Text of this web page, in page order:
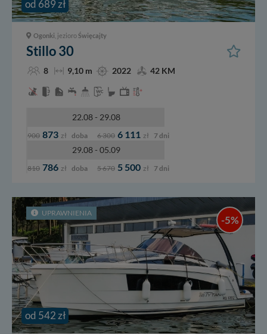
od 689 zł
Ogonki , jezioro Święcajty
Stillo 30
8 9,10 m 2022 42 KM
22.08 - 29.08
900 873 zł doba 6 300 6 111 zł 7 dni
29.08 - 05.09
810 786 zł doba 5 670 5 500 zł 7 dni
-5%
od 542 zł
UPRAWNIENIA